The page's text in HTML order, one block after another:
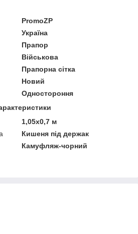
PromoZP
Україна
Прапор
Військова
Прапорна сітка
Новий
Одностороння
1,05х0,7 м
Кишеня під держак
Камуфляж-чорний